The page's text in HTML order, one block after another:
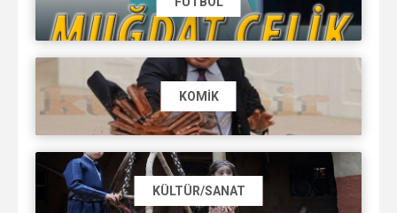
KOMIK
KÜLTÜR/SANAT